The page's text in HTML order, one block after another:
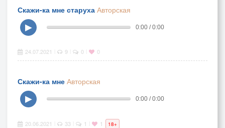
Скажи-ка мне старуха Авторская
▶
0:00 / 0:00
24.07.2021 9 0 0
Скажи-ка мне Авторская
▶
0:00 / 0:00
20.06.2021 33 1 1 18+